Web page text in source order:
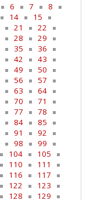
6 7
8
14
15
21
22
28
29
35
36
42
43
49
50
56
57
63
64
70
71
77
78
84
85
91
92
98
99
104
105
110
111
116
117
122
123
128
129